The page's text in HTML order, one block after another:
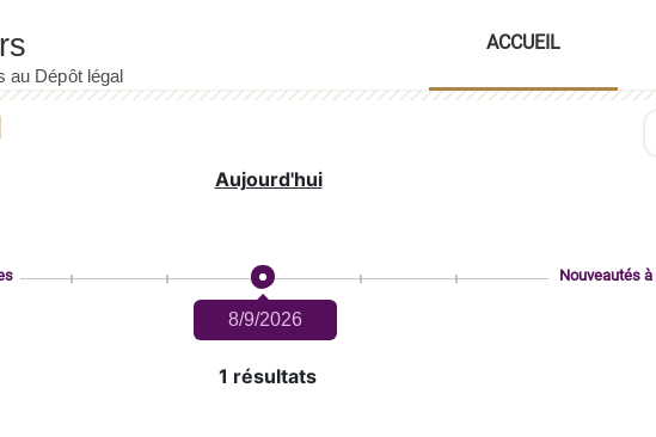
ACCUEIL
Aujourd'hui
8/9/2026
Nouveautés
1 résultats